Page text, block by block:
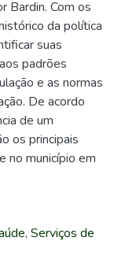
Bardin. Com os
da política
suas
padrões
e as normas
De acordo
de um
os principais
no município em
, Serviços de